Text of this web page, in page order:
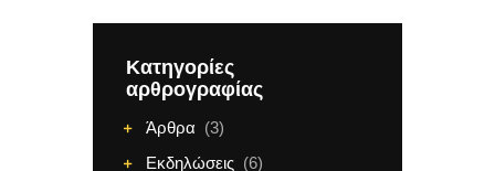
Κατηγορίες
αρθρογραφίας
Άρθρα (3)
Εκδηλώσεις (6)